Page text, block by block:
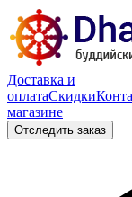
Доставка и
оплатаСкидки
магазине
Отследить заказ